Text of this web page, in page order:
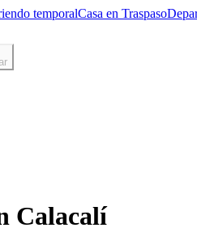
temporalCasa en Traspaso
Calacalí